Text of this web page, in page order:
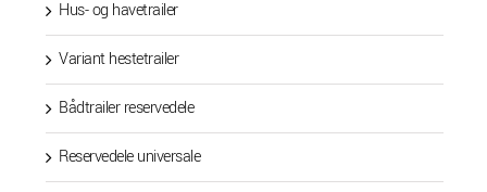
Hus- og havetrailer
Variant hestetrailer
Bådtrailer reservedele
Reservedele universale